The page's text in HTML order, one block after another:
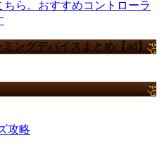
ら。おすすめコントローラ
ングデバイスまとめ【ad】
攻略